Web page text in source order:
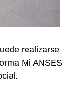
realizarse
Mi ANSES